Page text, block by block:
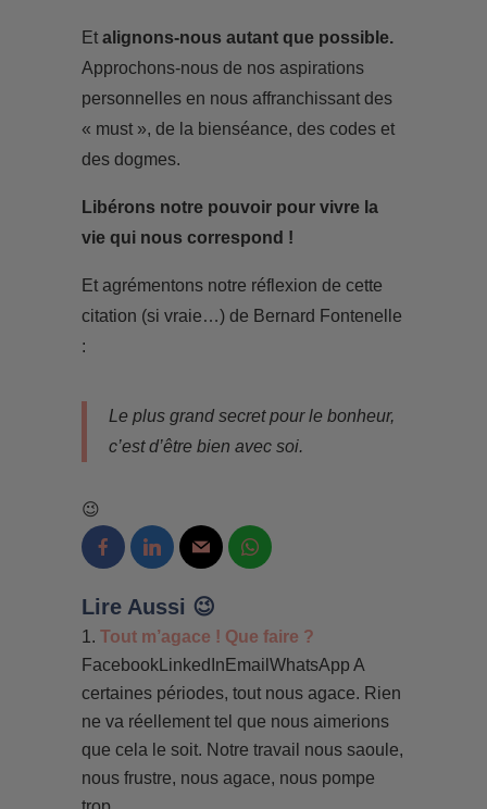
Etalignons-nous autant que possible.
Approchons-nous de nos aspirations
personnelles en nous affranchissant des
« must », de la bienséance, des codes et
des dogmes.
Libérons notre pouvoir pour vivre la
vie qui nous correspond !
Et agrémentons notre réflexion de cette
citation (si vraie…) de Bernard Fontenelle
:
Le plus grand secret pour le bonheur,
c’est d’être bien avec soi.
😉
Lire Aussi 😉
Tout m’agace ! Que faire ?
FacebookLinkedInEmailWhatsApp A
certaines périodes, tout nous agace. Rien
ne va réellement tel que nous aimerions
que cela le soit. Notre travail nous saoule,
nous frustre, nous agace, nous pompe